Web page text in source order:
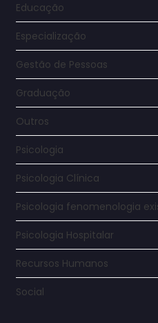
Educação
Especialização
Gestão de Pessoas
Graduação
Outros
Psicologia
Psicologia Clínica
Psicologia fenomenologia
Psicologia Hospitalar
Recursos Humanos
Social